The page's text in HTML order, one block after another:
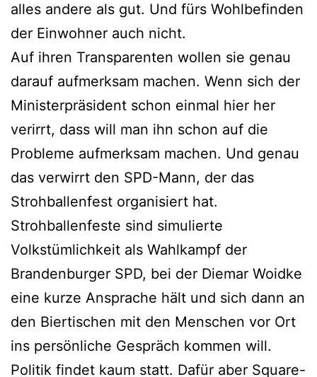
alles andere als gut. Und fürs Wohlbefinden
der Einwohner auch nicht.
Auf ihren Transparenten wollen sie genau
darauf aufmerksam machen. Wenn sich der
Ministerpräsident schon einmal hier her
verirrt, dass will man ihn schon auf die
Probleme aufmerksam machen. Und genau
das verwirrt den SPD-Mann, der das
Strohballenfest organisiert hat.
Strohballenfeste sind simulierte
Volkstümlichkeit als Wahlkampf der
Brandenburger SPD, bei der Diemar Woidke
eine kurze Ansprache hält und sich dann an
den Biertischen mit den Menschen vor Ort
ins persönliche Gespräch kommen will.
Politik findet kaum statt. Dafür aber Square-